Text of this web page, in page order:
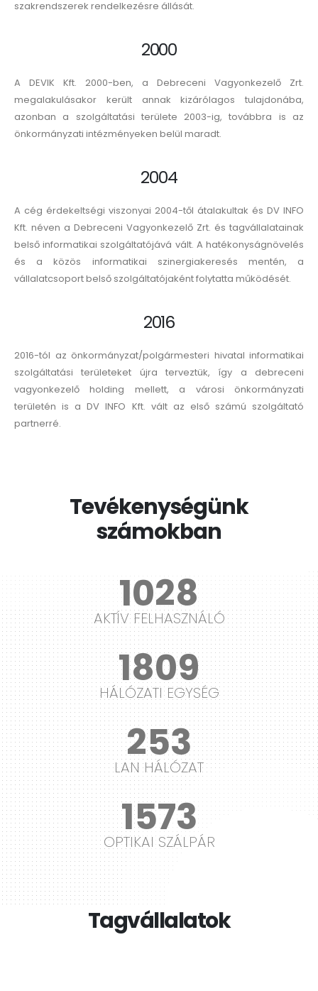
szakrendszerek rendelkezésre állását.
2000
A DEVIK Kft. 2000-ben, a Debreceni Vagyonkezelő Zrt.
megalakulásakor került annak kizárólagos tulajdonába,
azonban a szolgáltatási területe 2003-ig, továbbra is az
önkormányzati intézményeken belül maradt.
2004
A cég érdekeltségi viszonyai 2004-től átalakultak és DV INFO
Kft. néven a Debreceni Vagyonkezelő Zrt. és tagvállalatainak
belső informatikai szolgáltatójává vált. A hatékonyságnövelés
és a közös informatikai szinergiakeresés mentén, a
vállalatcsoport belső szolgáltatójaként folytatta működését.
2016
2016-tól az önkormányzat/polgármesteri hivatal informatikai
szolgáltatási területeket újra terveztük, így a debreceni
vagyonkezelő holding mellett, a városi önkormányzati
területén is a DV INFO Kft. vált az első számú szolgáltató
partnerré.
Tevékenységünk
számokban
1236
AKTÍV FELHASZNÁLÓ
2175
HÁLÓZATI EGYSÉG
305
LAN HÁLÓZAT
1889
OPTIKAI SZÁLPÁR
Tagvállalatok